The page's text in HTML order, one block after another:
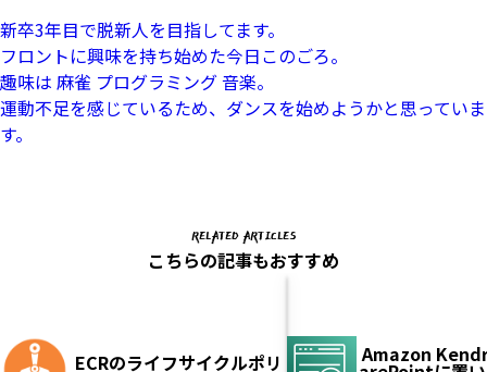
新卒3年目で脱新人を目指してます。
フロントに興味を持ち始めた今日このごろ。
趣味は 麻雀 プログラミング 音楽。
運動不足を感じているため、ダンスを始めようかと思っていま
す。
RELATED ARTICLES
こちらの記事もおすすめ
ECRのライフサイクルポリ Amazon